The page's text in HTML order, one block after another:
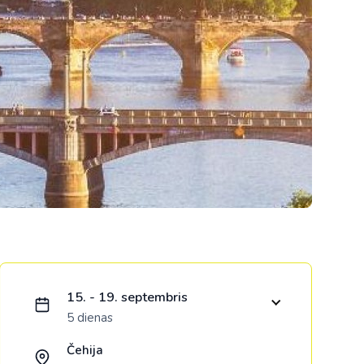
Kolumbija
Kostarika
Meksika
Panama
Ielādējam piedāvājumu...
15. - 19. septembris
5 dienas
Čehija